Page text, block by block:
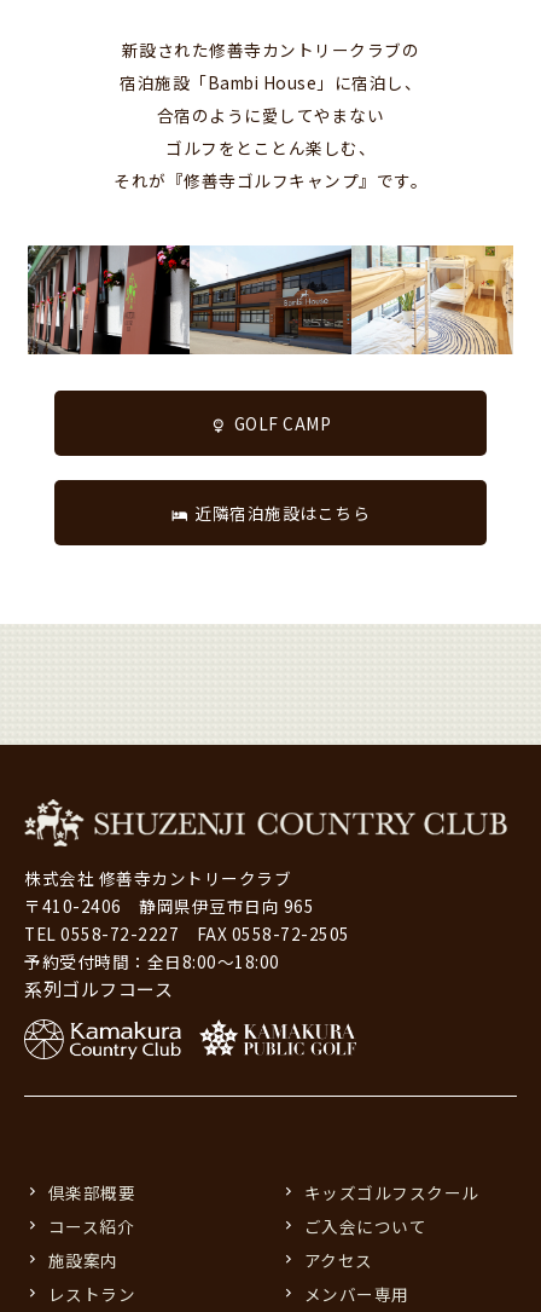
新設された修善寺カントリークラブの
宿泊施設「Bambi House」に宿泊し、
合宿のように愛してやまない
ゴルフをとことん楽しむ、
それが『修善寺ゴルフキャンプ』です。
GOLF CAMP
近隣宿泊施設はこちら
株式会社 修善寺カントリークラブ
〒410-2406 静岡県伊豆市日向 965
TEL 0558-72-2227 FAX 0558-72-2505
予約受付時間：全日8:00～18:00
系列ゴルフコース
倶楽部概要
コース紹介
施設案内
レストラン
キッズゴルフスクール
ご入会について
アクセス
メンバー専用